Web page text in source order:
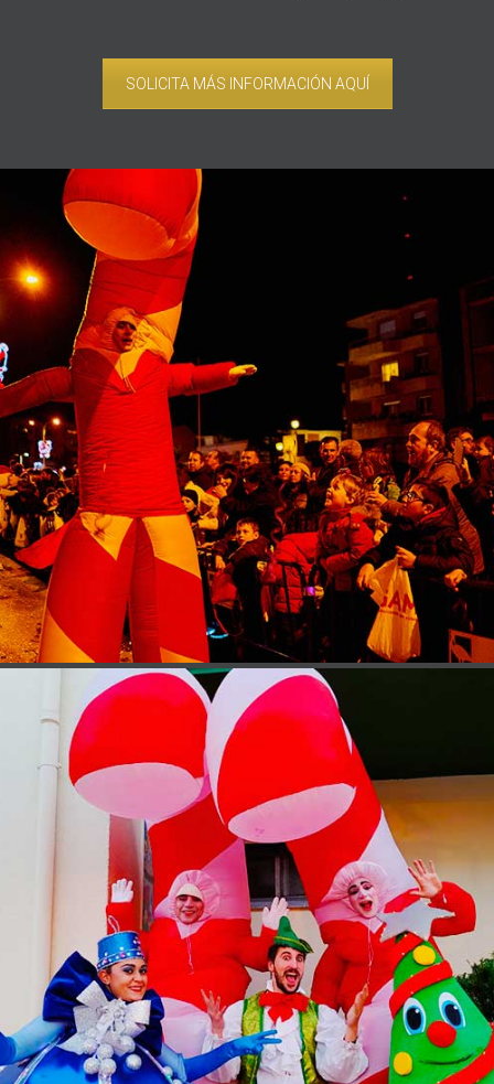
SOLICITA MÁS INFORMACIÓN AQUÍ